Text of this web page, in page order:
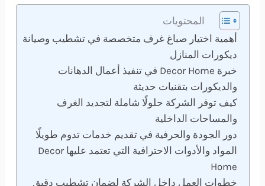
المحتويات
أهمية اختيار صباغ غرف متخصصة في تشطيب وصيانة
ديكورات المنازل
خبرة Decor Home في تنفيذ أعمال الدهانات
والديكورات بتقنيات حديثة
كيف توفر الشركة حلولًا شاملة لتجديد الغرف
والمساحات الداخلية
دور الجودة والحرفية في تقديم خدمات تدوم طويلًا
المواد والأدوات الاحترافية التي تعتمد عليها Decor
Home
خطوات العمل داخل الشركة لضمان تشطيب دقيق